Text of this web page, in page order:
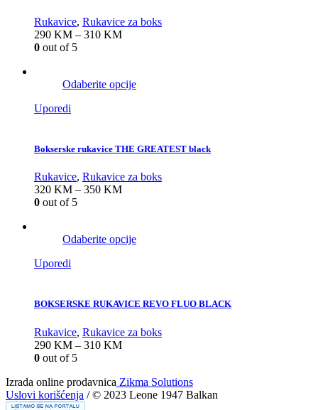
Rukavice, Rukavice za boks
290 KM – 310 KM
0 out of 5
Odaberite opcije
Uporedi
Bokserske rukavice THE GREATEST black
Rukavice, Rukavice za boks
320 KM – 350 KM
0 out of 5
Odaberite opcije
Uporedi
BOKSERSKE RUKAVICE REVO FLUO BLACK
Rukavice, Rukavice za boks
290 KM – 310 KM
0 out of 5
Izrada online prodavnica Zikma Solutions
Uslovi korišćenja / © 2023 Leone 1947 Balkan